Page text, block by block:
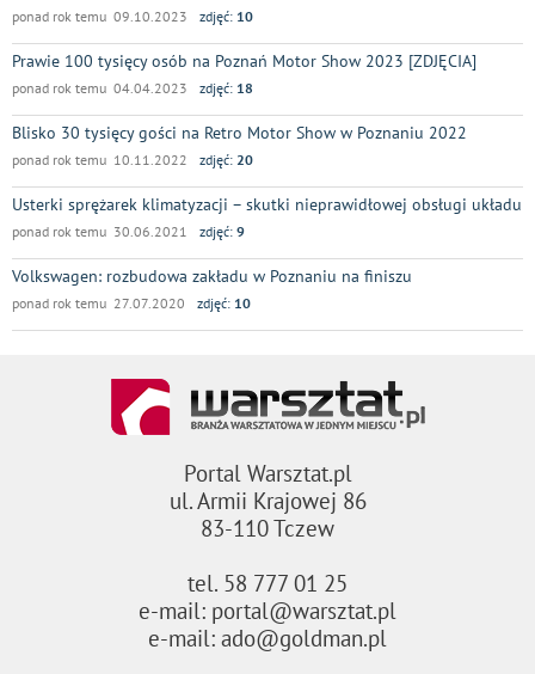
ponad rok temu 09.10.2023 zdjęć: 10
Prawie 100 tysięcy osób na Poznań Motor Show 2023 [ZDJĘCIA]
ponad rok temu 04.04.2023 zdjęć: 18
Blisko 30 tysięcy gości na Retro Motor Show w Poznaniu 2022
ponad rok temu 10.11.2022 zdjęć: 20
Usterki sprężarek klimatyzacji – skutki nieprawidłowej obsługi układu
ponad rok temu 30.06.2021 zdjęć: 9
Volkswagen: rozbudowa zakładu w Poznaniu na finiszu
ponad rok temu 27.07.2020 zdjęć: 10
Portal Warsztat.pl
ul. Armii Krajowej 86
83-110 Tczew
tel. 58 777 01 25
e-mail: portal@warsztat.pl
e-mail: ado@goldman.pl